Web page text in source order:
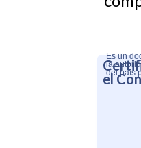
el
Es un
la
del país